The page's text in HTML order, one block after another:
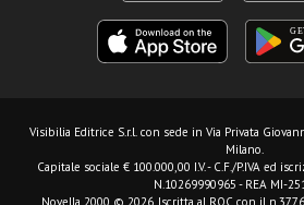
Visibilia Editrice S.r.l. con sede in Via Privata
Milano.
Capitale sociale € 100.000,00 I.V. - C.F./P.IVA ed
N.10269990965 - REA MI-
Novella 2000 © 2026. Iscritta al ROC con il